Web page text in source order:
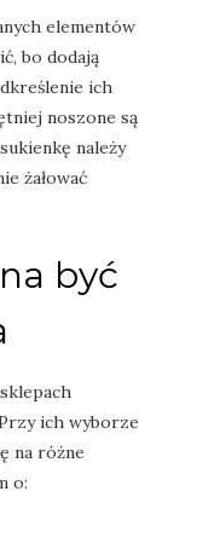
elementów
bo dodają
ich
noszone są
należy
żałować
być
ich wyborze
na różne
o: